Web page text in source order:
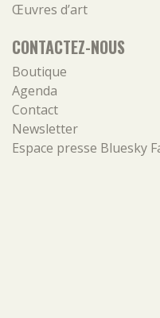
Œuvres d’art
CONTACTEZ-NOUS
Boutique
Agenda
Contact
Newsletter
Espace presse Bluesky